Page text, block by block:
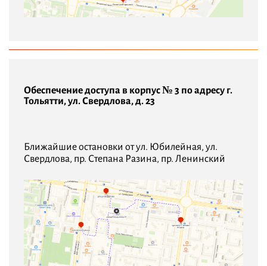
Обеспечение доступа в корпус № 3 по адресу г.
Тольятти, ул. Свердлова, д. 23
Ближайшие остановки от ул. Юбилейная, ул.
Свердлова, пр. Степана Разина, пр. Ленинский